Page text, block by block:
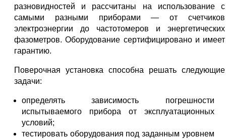
разновидностей и рассчитаны на использование с
самыми разными приборами — от счетчиков
электроэнергии до частотомеров и энергетических
фазометров. Оборудование сертифицировано и имеет
гарантию.
Поверочная установка способна решать следующие
задачи:
определять зависимость погрешности
испытываемого прибора от эксплуатационных
условий;
тестировать оборудования под заданным уровнем